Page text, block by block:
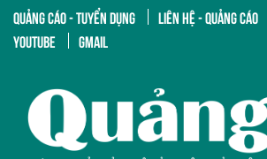
QUẢNG CÁO - TUYỂN DỤNG LIÊN HỆ - QUẢNG CÁO
YOUTUBE
GMAIL